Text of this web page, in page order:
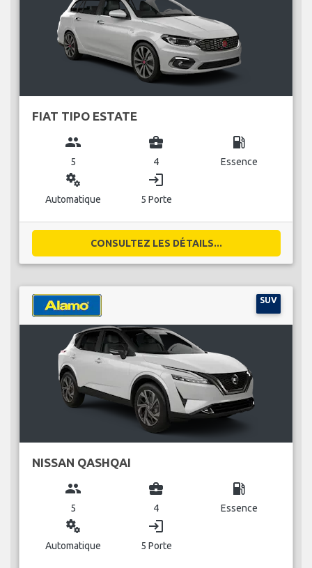
FIAT TIPO ESTATE
group
5
business_center
4
local_gas_station
Essence
miscellaneous_services
Automatique
login
5 Porte
CONSULTEZ LES DÉTAILS...
SUV
NISSAN QASHQAI
group
5
business_center
4
local_gas_station
Essence
miscellaneous_services
Automatique
login
5 Porte